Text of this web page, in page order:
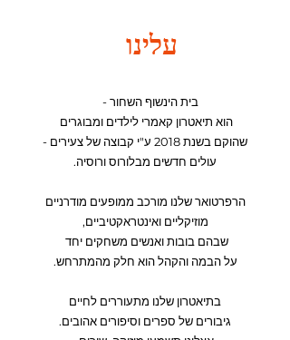
עלינו
- בית הינשוף השחור
הוא תיאטרון קאמרי לילדים ומבוגרים
- שהוקם בשנת 2018 ע"י קבוצה של צעירים
.עולים חדשים מבלורוס ורוסיה
הרפרטואר שלנו מורכב ממופעים מודרניים
,מוזיקליים ואינטראקטיביים
שבהם בובות ואנשים משחקים יחד
.על הבמה והקהל הוא חלק מהמתרחש
בתיאטרון שלנו מתעוררים לחיים
.גיבורים של ספרים וסיפורים אהובים